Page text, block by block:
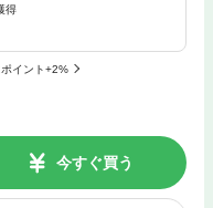
得
イント+2%
今すぐ買う